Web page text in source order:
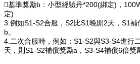
基準獎勵b：小型經驗丹*200(綁定)，
定)
3.例如S1-S2合服，S2比S1晚開2天，S1
b。
4.二次合服時，例如：S1-S2與S3-S4進行
天，則S1-S2補償獎勵a，S3-S4補償6倍獎